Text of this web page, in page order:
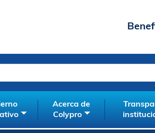
Acerca de
Colypro